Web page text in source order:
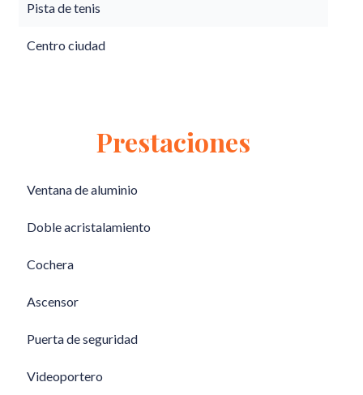
Pista de tenis
Centro ciudad
Prestaciones
Ventana de aluminio
Doble acristalamiento
Cochera
Ascensor
Puerta de seguridad
Videoportero